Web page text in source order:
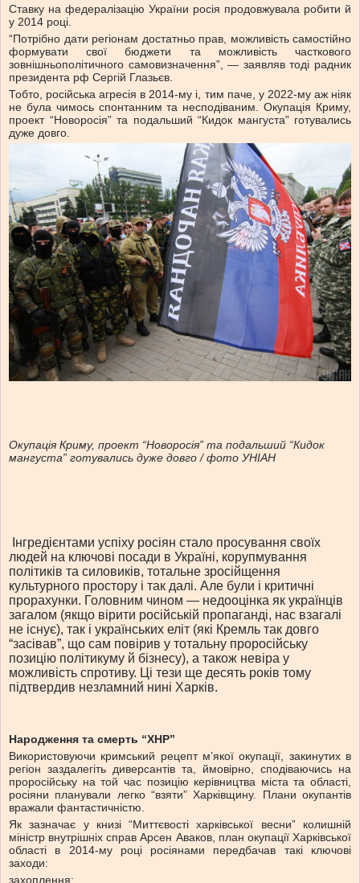
Ставку на федералізацію України росія продовжувала робити й
у 2014 році.
“Потрібно дати регіонам достатньо прав, можливість самостійно
формувати свої бюджети та можливість часткового
зовнішньополітичного самовизначення”, — заявляв тоді радник
президента рф Сергій Глазьєв.
Тобто, російська агресія в 2014-му і, тим паче, у 2022-му аж ніяк
не була чимось спонтанним та несподіваним. Окупація Криму,
проект “Новоросія” та подальший “Кидок мангуста” готувались
дуже довго.
Окупація Криму, проект “Новоросія” та подальший “Кидок
мангуста” готувались дуже довго / фото УНІАН
Інгредієнтами успіху росіян стало просування своїх
людей на ключові посади в Україні, корупмування
політиків та силовиків, тотальне зросійщення
культурного простору і так далі. Але були і критичні
прорахунки. Головним чином — недооцінка як українців
загалом (якщо вірити російській пропаганді, нас взагалі
не існує), так і українських еліт (які Кремль так довго
“засівав”, що сам повірив у тотальну проросійську
позицію політикуму й бізнесу), а також невіра у
можливість спротиву. Ці тези ще десять років тому
підтвердив незламний нині Харків.
Народження та смерть “ХНР”
Використовуючи кримський рецепт м’якої окупації, закинутих в
регіон заздалегіть диверсантів та, ймовірно, сподіваючись на
проросійську на той час позицію керівництва міста та області,
росіяни планували легко “взяти” Харківщину. Плани окупантів
вражали фантастичністю.
Як зазначає у книзі “Миттєвості харківської весни” колишній
міністр внутрішніх справ Арсен Аваков, план окупації Харківської
області в 2014-му році росіянами передбачав такі ключові
заходи:
захоплення;